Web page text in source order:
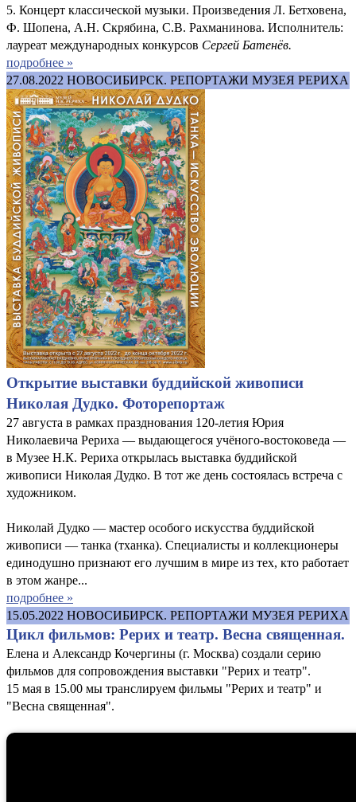
5. Концерт классической музыки. Произведения Л. Бетховена,
Ф. Шопена, А.Н. Скрябина, С.В. Рахманинова. Исполнитель:
лауреат международных конкурсов Сергей Батенёв.
подробнее »
27.08.2022 НОВОСИБИРСК. РЕПОРТАЖИ МУЗЕЯ РЕРИХА
Открытие выставки буддийской живописи
Николая Дудко. Фоторепортаж
27 августа в рамках празднования 120-летия Юрия
Николаевича Рериха — выдающегося учёного-востоковеда —
в Музее Н.К. Рериха открылась выставка буддийской
живописи Николая Дудко. В тот же день состоялась встреча с
художником.
Николай Дудко — мастер особого искусства буддийской
живописи — танка (тханка). Специалисты и коллекционеры
единодушно признают его лучшим в мире из тех, кто работает
в этом жанре...
подробнее »
15.05.2022 НОВОСИБИРСК. РЕПОРТАЖИ МУЗЕЯ РЕРИХА
Цикл фильмов: Рерих и театр. Весна священная.
Елена и Александр Кочергины (г. Москва) создали серию
фильмов для сопровождения выставки "Рерих и театр".
15 мая в 15.00 мы транслируем фильмы "Рерих и театр" и
"Весна священная".